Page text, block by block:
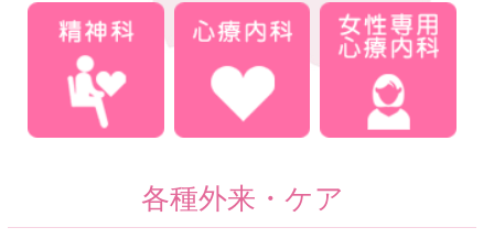
各種外来・ケア